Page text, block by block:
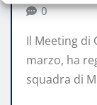
0
Il Meeting di
marzo, ha
squadra di